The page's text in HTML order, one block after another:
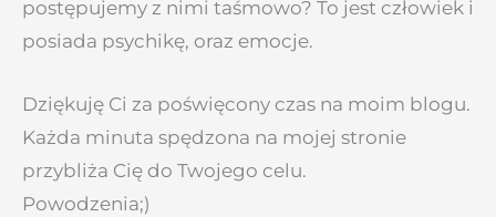
postępujemy z nimi taśmowo? To jest człowiek i
posiada psychikę, oraz emocje.
Dziękuję Ci za poświęcony czas na moim blogu.
Każda minuta spędzona na mojej stronie
przybliża Cię do Twojego celu.
Powodzenia;)